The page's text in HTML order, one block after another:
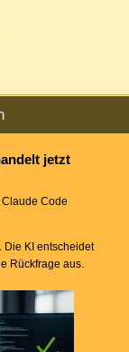
jetzt
Claude Code
Die KI entscheidet
Rückfrage aus.